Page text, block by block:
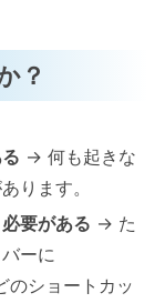
？
→ 何も起きな
ります。
要がある → た
ーに
のショートカッ